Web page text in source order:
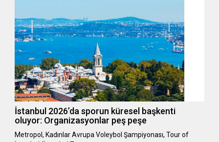
İstanbul 2026’da sporun küresel başkenti
oluyor: Organizasyonlar peş peşe
Metropol, Kadınlar Avrupa Voleybol Şampiyonası, Tour of